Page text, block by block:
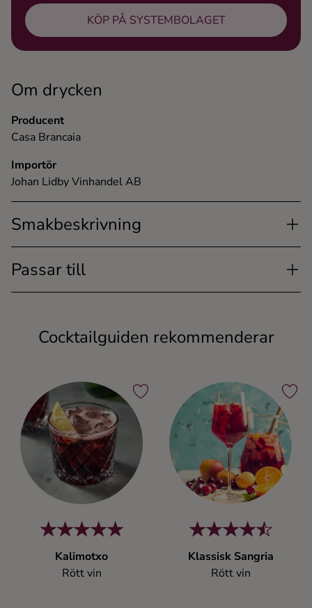
Om drycken
Producent
Casa Brancaia
Importör
Johan Lidby Vinhandel AB
Smakbeskrivning
Passar till
KÖP PÅ SYSTEMBOLAGET
Cocktailguiden rekommenderar
Kalimotxo
Rött vin
Klassisk Sangria
Rött vin